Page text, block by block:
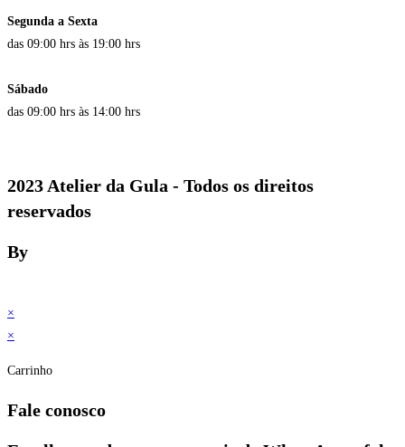
Segunda a Sexta
das 09:00 hrs às 19:00 hrs
Sábado
das 09:00 hrs às 14:00 hrs
2023 Atelier da Gula - Todos os direitos
reservados
By
×
×
Carrinho
Fale conosco